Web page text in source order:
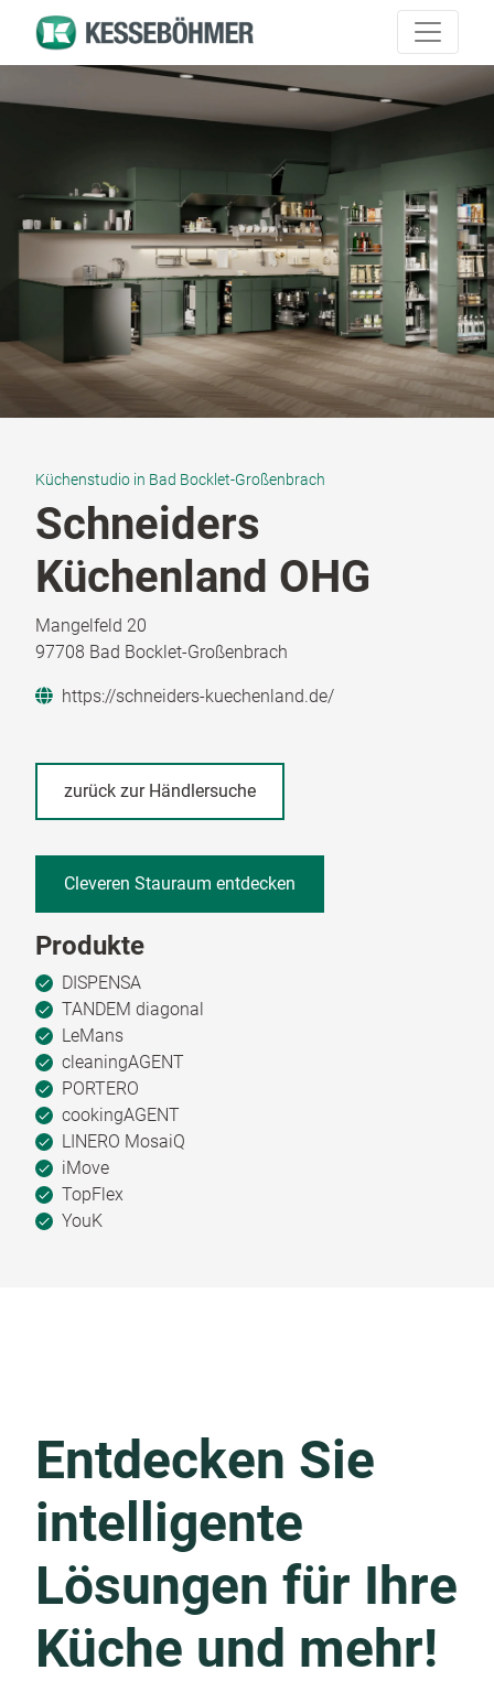
Küchenstudio in Bad Bocklet-Großenbrach
Schneiders
Küchenland OHG
Mangelfeld 20
97708 Bad Bocklet-Großenbrach
https://schneiders-kuechenland.de/
zurück zur Händlersuche
Cleveren Stauraum entdecken
Produkte
DISPENSA
TANDEM diagonal
LeMans
cleaningAGENT
PORTERO
cookingAGENT
LINERO MosaiQ
iMove
TopFlex
YouK
Entdecken Sie
intelligente
Lösungen für Ihre
Küche und mehr!